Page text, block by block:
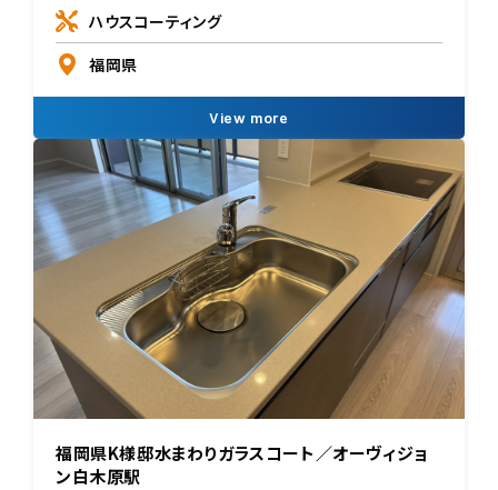
ハウスコーティング
福岡県
View more
福岡県K様邸水まわりガラスコート／オーヴィジョ
ン白木原駅